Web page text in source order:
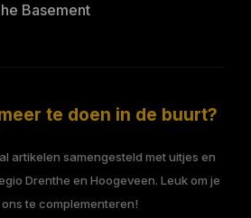
Basement
te doen in de buurt?
artikelen samengesteld met uitjes en
Drenthe en Hoogeveen. Leuk om je
te complementeren!